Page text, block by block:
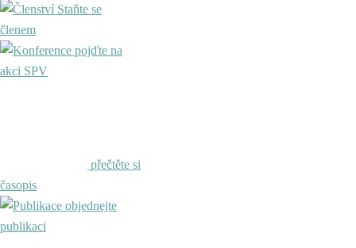
Staňte se
členem
pojďte na
akci SPV
přečtěte si
časopis
objednejte
publikaci